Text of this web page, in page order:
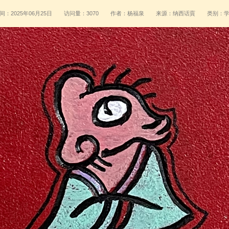
：2025年06月25日 访问量：3070 作者：杨福泉 来源：纳西话賨 类别：